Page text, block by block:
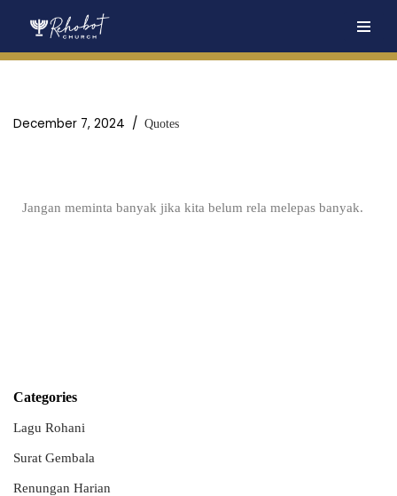
December 7, 2024 Quotes
Jangan meminta banyak jika kita belum rela melepas banyak.
Categories
Lagu Rohani
Surat Gembala
Renungan Harian